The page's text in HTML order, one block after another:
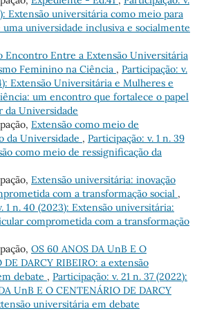
Extensão universitária como meio para
uma universidade inclusiva e socialmente
Encontro Entre a Extensão Universitária
Feminino na Ciência , Participação: v.
Extensão Universitária e Mulheres e
um encontro que fortalece o papel
da Universidade
Extensão como meio de
da Universidade , Participação: v. 1 n. 39
como meio de ressignificação da
Extensão universitária: inovação
com a transformação social ,
1 n. 40 (2023): Extensão universitária:
comprometida com a transformação
OS 60 ANOS DA UnB E O
DE DARCY RIBEIRO: a extensão
debate , Participação: v. 21 n. 37 (2022):
UnB E O CENTENÁRIO DE DARCY
universitária em debate